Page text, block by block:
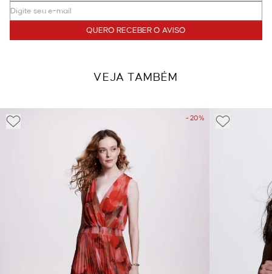
QUERO RECEBER O AVISO
VEJA TAMBÉM
- 20%